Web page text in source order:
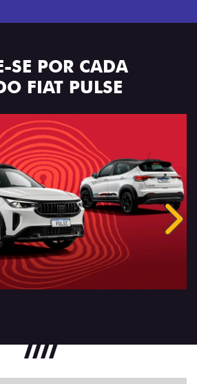
SE POR CADA
FIAT PULSE